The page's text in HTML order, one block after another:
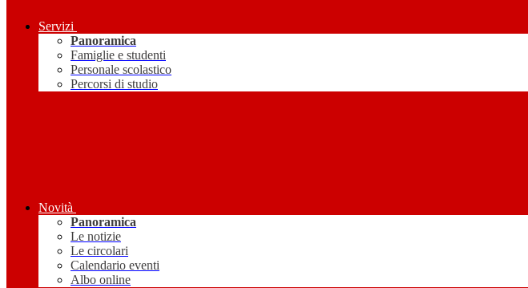
Servizi
Panoramica
Famiglie e studenti
Personale scolastico
Percorsi di studio
Novità
Panoramica
Le notizie
Le circolari
Calendario eventi
Albo online